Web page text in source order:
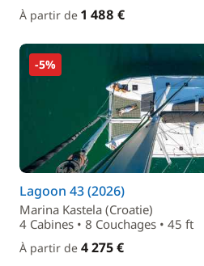
À partir de 1 488 €
-5%
Lagoon 43 (2026)
Marina Kastela (Croatie)
4 Cabines • 8 Couchages • 45 ft
À partir de 4 275 €